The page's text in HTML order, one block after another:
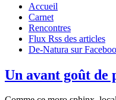
Accueil
Carnet
Rencontres
Flux Rss des articles
De-Natura sur
Un avant goût de